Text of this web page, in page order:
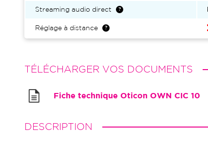
Streaming audio direct
Réglage à distance
TÉLÉCHARGER VOS DOCUMENTS
Fiche technique Oticon OWN CIC 10
DESCRIPTION